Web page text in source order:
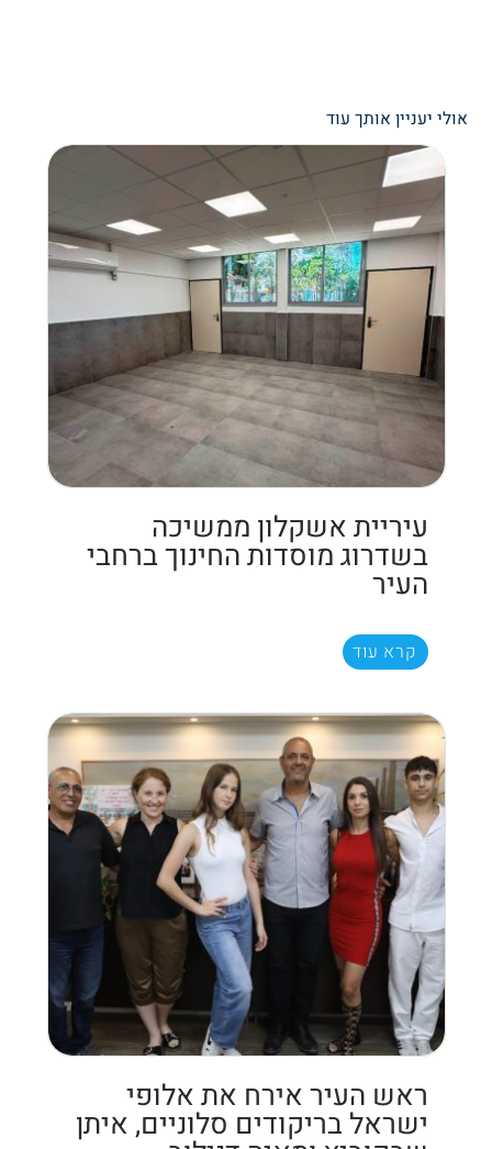
אולי יעניין אותך עוד
עיריית אשקלון ממשיכה
בשדרוג מוסדות החינוך ברחבי
העיר
קרא עוד
ראש העיר אירח את אלופי
ישראל בריקודים סלוניים, איתן